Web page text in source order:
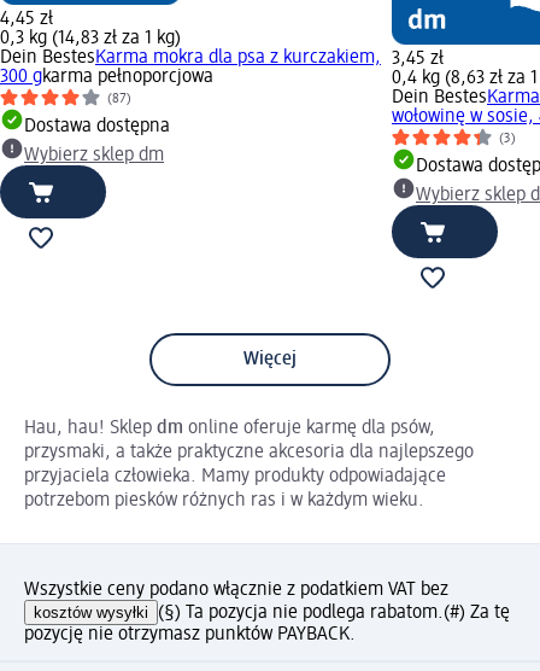
4,45 zł
0,3 kg (14,83 zł za 1 kg)
Dein BestesKarma mokra dla psa z kurczakiem,
300 gkarma pełnoporcjowa
(87)
Dostawa dostępna
Wybierz sklep dm
3,45 zł
0,4 kg (8,63 zł za
Dein Bestes
wołowinę w sosie,
(3)
Dostawa
Wybierz sklep
Więcej
Hau, hau! Sklep dm online oferuje karmę dla psów,
przysmaki, a także praktyczne akcesoria dla najlepszego
przyjaciela człowieka. Mamy produkty odpowiadające
potrzebom piesków różnych ras i w każdym wieku.
Wszystkie ceny podano włącznie z podatkiem VAT bez
kosztów wysyłki (§) Ta pozycja nie podlega rabatom.(#) Za tę
pozycję nie otrzymasz punktów PAYBACK.